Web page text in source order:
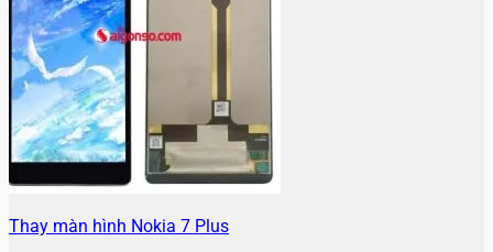
Thay màn hình Nokia 7 Plus